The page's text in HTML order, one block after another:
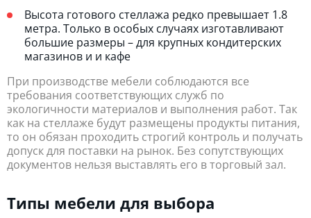
Высота готового стеллажа редко превышает 1.8
метра. Только в особых случаях изготавливают
большие размеры – для крупных кондитерских
магазинов и и кафе
При производстве мебели соблюдаются все
требования соответствующих служб по
экологичности материалов и выполнения работ. Так
как на стеллаже будут размещены продукты питания,
то он обязан проходить строгий контроль и получать
допуск для поставки на рынок. Без сопутствующих
документов нельзя выставлять его в торговый зал.
Типы мебели для выбора